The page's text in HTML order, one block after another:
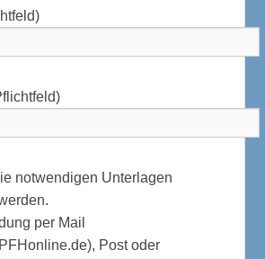
notwendigen Unterlagen
per Mail
Post oder